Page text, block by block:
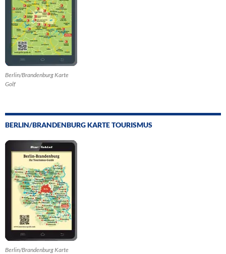
Berlin/Brandenburg Karte
Golf
BERLIN/BRANDENBURG KARTE TOURISMUS
Berlin/Brandenburg Karte